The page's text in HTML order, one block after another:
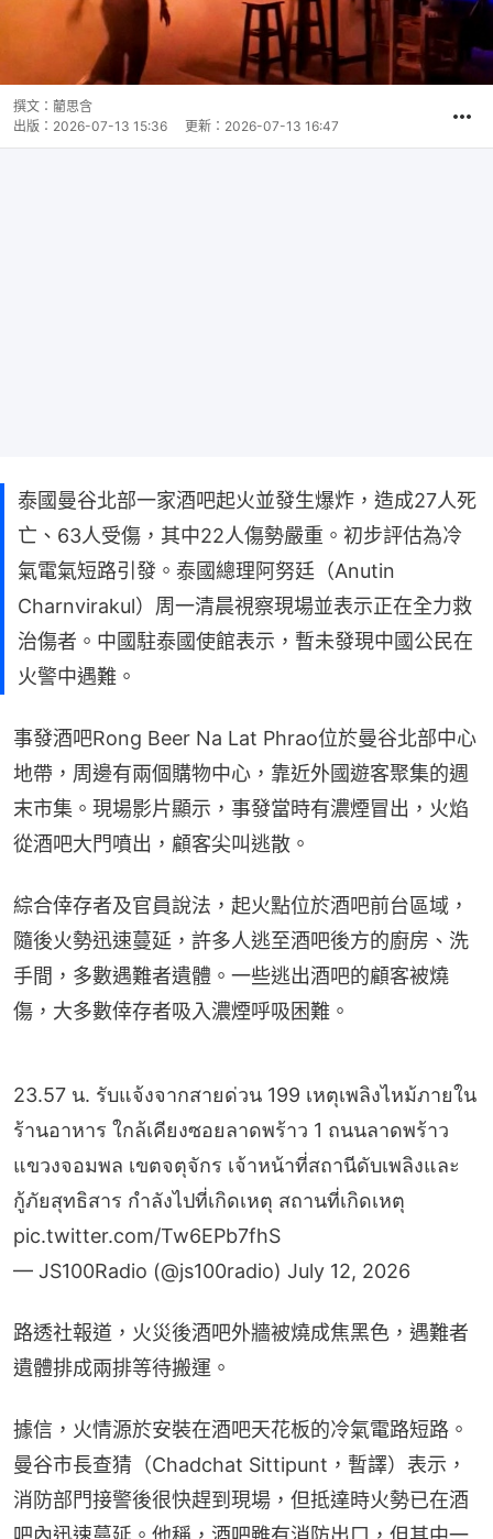
撰文： 藺思含
出版： 2026-07-13 15:36 更新： 2026-07-13 16:47
泰國曼谷北部一家酒吧起火並發生爆炸，造成27人死
亡、63人受傷，其中22人傷勢嚴重。初步評估為冷
氣電氣短路引發。泰國總理阿努廷（Anutin
Charnvirakul）周一清晨視察現場並表示正在全力救
治傷者。中國駐泰國使館表示，暫未發現中國公民在
火警中遇難。
事發酒吧Rong Beer Na Lat Phrao位於曼谷北部中心
地帶，周邊有兩個購物中心，靠近外國遊客聚集的週
末市集。現場影片顯示，事發當時有濃煙冒出，火焰
從酒吧大門噴出，顧客尖叫逃散。
綜合倖存者及官員說法，起火點位於酒吧前台區域，
隨後火勢迅速蔓延，許多人逃至酒吧後方的廚房、洗
手間，多數遇難者遺體。一些逃出酒吧的顧客被燒
傷，大多數倖存者吸入濃煙呼吸困難。
ร้านอาหาร ใกล้เคียงซอยลาดพร้าว 1 ถนนลาดพร้าว
แขวงจอมพล เขตจตุจักร เจ้าหน้าที่สถานีดับเพลิงและ
กู้ภัยสุทธิสาร กำลังไปที่เกิดเหตุ สถานที่เกิดเหตุ
pic.twitter.com/Tw6EPb7fhS
— JS100Radio (@js100radio)
遺體排成兩排等待搬運。
曼谷市長查猜（Chadchat Sittipunt，暫譯）表示，
消防部門接警後很快趕到現場，但抵達時火勢已在酒
吧內迅速蔓延。他稱，酒吧雖有消防出口，但其中一